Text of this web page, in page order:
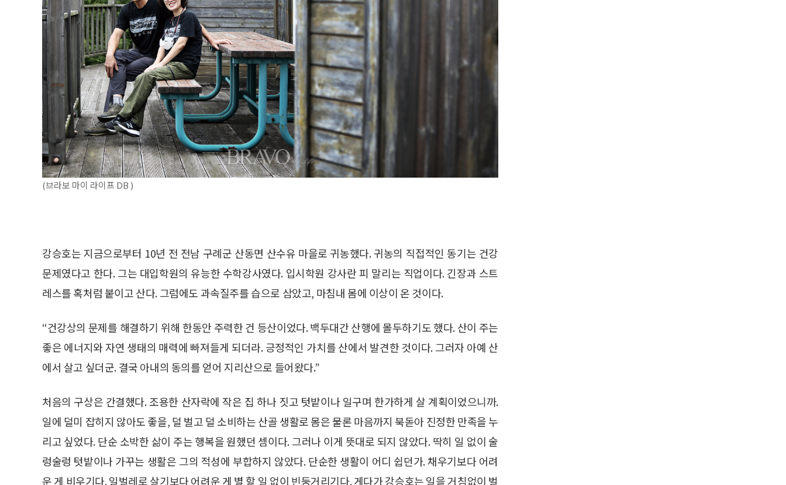
(브라보 마이 라이프 DB )
강승호는 지금으로부터 10년 전 전남 구례군 산동면 산수유 마을로 귀농했다. 귀농의 직접적인 동기는 건강
문제였다고 한다. 그는 대입학원의 유능한 수학강사였다. 입시학원 강사란 피 말리는 직업이다. 긴장과 스트
레스를 혹처럼 붙이고 산다. 그럼에도 과속질주를 습으로 삼았고, 마침내 몸에 이상이 온 것이다.
“건강상의 문제를 해결하기 위해 한동안 주력한 건 등산이었다. 백두대간 산행에 몰두하기도 했다. 산이 주는
좋은 에너지와 자연 생태의 매력에 빠져들게 되더라. 긍정적인 가치를 산에서 발견한 것이다. 그러자 아예 산
에서 살고 싶더군. 결국 아내의 동의를 얻어 지리산으로 들어왔다.”
처음의 구상은 간결했다. 조용한 산자락에 작은 집 하나 짓고 텃밭이나 일구며 한가하게 살 계획이었으니까.
일에 덜미 잡히지 않아도 좋을, 덜 벌고 덜 소비하는 산골 생활로 몸은 물론 마음까지 북돋아 진정한 만족을 누
리고 싶었다. 단순 소박한 삶이 주는 행복을 원했던 셈이다. 그러나 이게 뜻대로 되지 않았다. 딱히 일 없이 술
렁술렁 텃밭이나 가꾸는 생활은 그의 적성에 부합하지 않았다. 단순한 생활이 어디 쉽던가. 채우기보다 어려
운 게 비우기다. 일벌레로 살기보다 어려운 게 별 할 일 없이 빈둥거리기다. 게다가 강승호는 일을 거침없이 벌